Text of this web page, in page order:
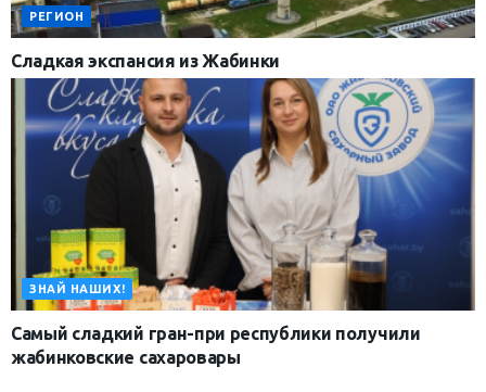
РЕГИОН
Сладкая экспансия из Жабинки
ЗНАЙ НАШИХ!
Самый сладкий гран-при республики получили
жабинковские сахаровары